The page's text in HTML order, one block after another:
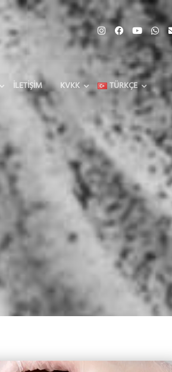
İLETIŞIM KVKK TÜRKÇE